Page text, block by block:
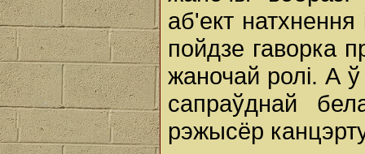
аб'ект
пойдзе гаворка
жаночай ролі. А
сапраўднай
рэжысёр